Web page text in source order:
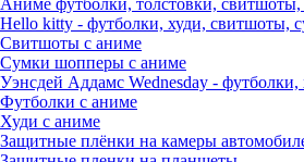
Аниме футболки, толстовки,
Hello kitty - футболки, худи, свитшоты,
Свитшоты с аниме
Сумки шопперы с аниме
Уэнсдей Аддамс Wednesday -
Футболки с аниме
Худи с аниме
Защитные плёнки на камеры